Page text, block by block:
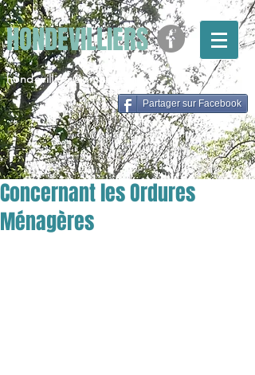
HONDEVILLIERS
hondevilliers@gmail.com
Partager sur Facebook
Concernant les Ordures
Ménagères